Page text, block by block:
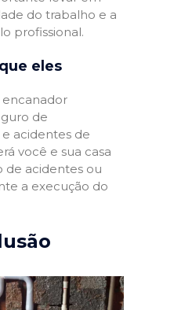
do trabalho e a
profissional.
eles
de
acidentes de
você e sua casa
de acidentes ou
a execução do